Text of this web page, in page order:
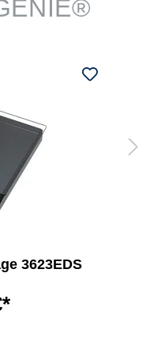
3623EDS